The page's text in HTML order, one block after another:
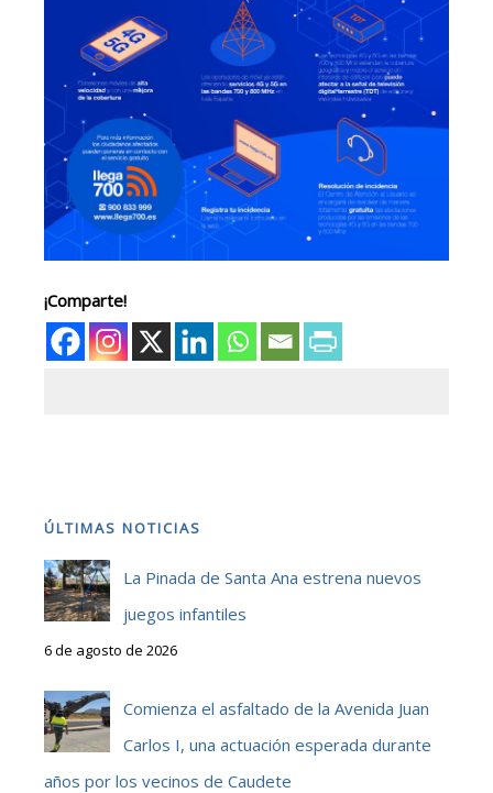
¡Comparte!
ÚLTIMAS NOTICIAS
La Pinada de Santa Ana estrena nuevos
juegos infantiles
6 de agosto de 2026
Comienza el asfaltado de la Avenida Juan
Carlos I, una actuación esperada durante
años por los vecinos de Caudete